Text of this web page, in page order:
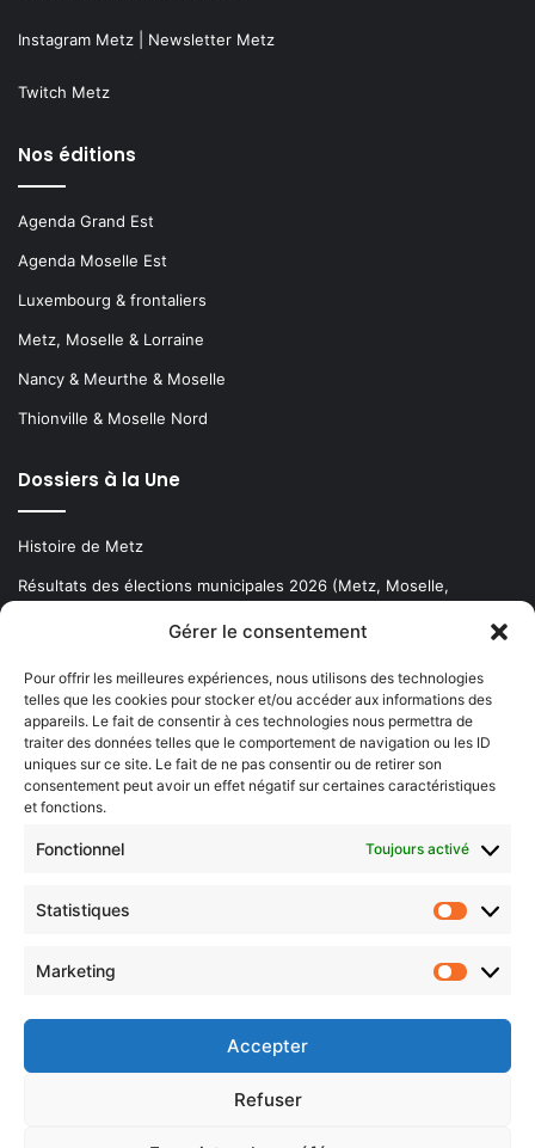
Gérer le consentement
Pour offrir les meilleures expériences, nous utilisons des technologies
telles que les cookies pour stocker et/ou accéder aux informations des
appareils. Le fait de consentir à ces technologies nous permettra de
traiter des données telles que le comportement de navigation ou les ID
uniques sur ce site. Le fait de ne pas consentir ou de retirer son
consentement peut avoir un effet négatif sur certaines caractéristiques
et fonctions.
Fonctionnel Toujours activé
Statistiques
Marketing
Accepter
Refuser
Instagram Metz Newsletter Metz
Twitch Metz
Nos éditions
Agenda Grand Est
Agenda Moselle Est
Luxembourg & frontaliers
Metz, Moselle & Lorraine
Nancy & Meurthe & Moselle
Thionville & Moselle Nord
Dossiers à la Une
Histoire de Metz
Résultats des élections municipales 2026 (Metz, Moselle,
Newsletter gratuite
Choisissez : matin, soir ou hebdo ?
votre